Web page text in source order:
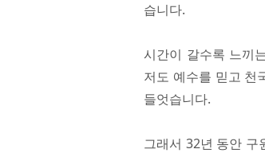
습니다.
시간이 갈수록 느끼
저도 예수를 믿고 천
들엇습니다.
그래서 32년 동안 구